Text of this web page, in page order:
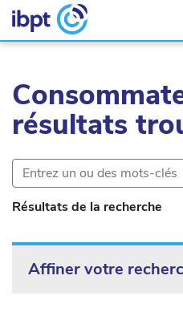
résultats
Résultats de la recherche
Affiner votre